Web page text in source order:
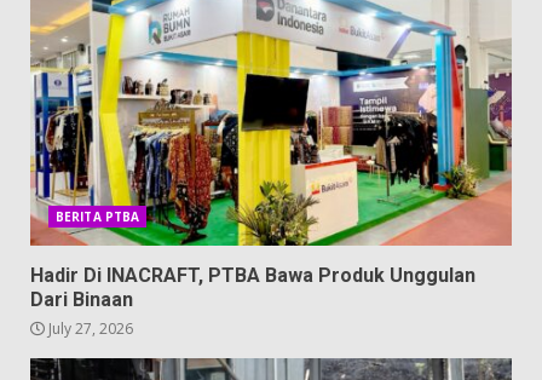
BERITA PTBA
Hadir Di INACRAFT, PTBA Bawa Produk Unggulan
Dari Binaan
July 27, 2026